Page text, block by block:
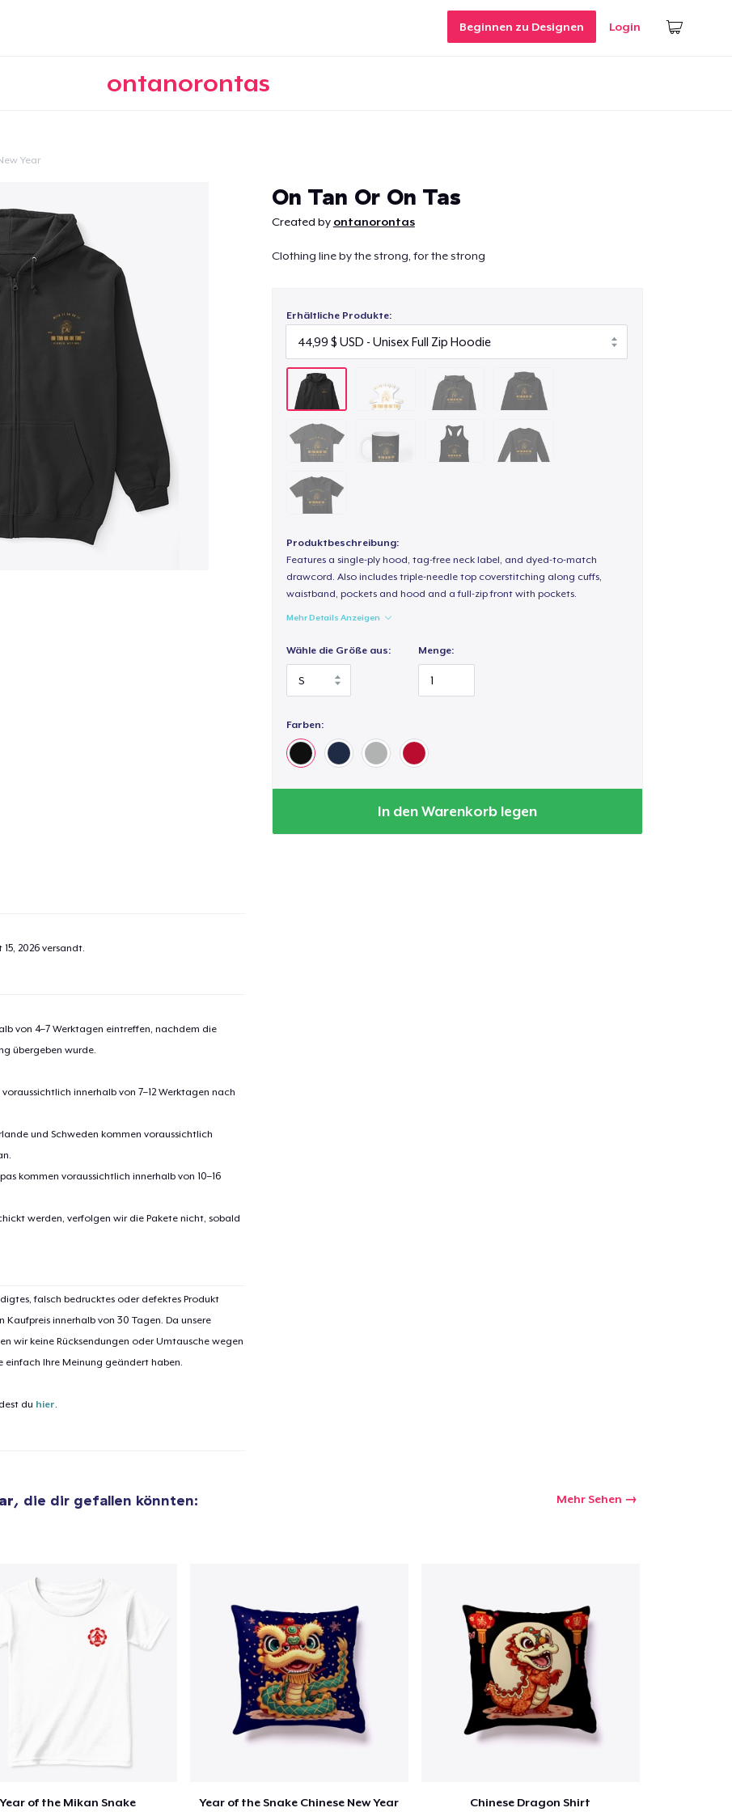
Beginnen zu Designen Login
ontanorontas
Year
On Tan Or On Tas
Created by ontanorontas
Clothing line by the strong, for the strong
Erhältliche Produkte:
Produktbeschreibung:
Features a single-ply hood, tag-free neck label, and dyed-to-match
drawcord. Also includes triple-needle top coverstitching along cuffs,
waistband, pockets and hood and a full-zip front with pockets.
Mehr Details Anzeigen
Wähle die Größe aus: Menge:
Farben:
In den Warenkorb legen
15, 2026versandt.
von 4–7 Werktagen eintreffen, nachdem die
übergeben wurde.
innerhalb von 7–12 Werktagen nach
und Schweden kommen voraussichtlich
kommen voraussichtlich innerhalb von 10–16
werden, verfolgen wir die Pakete nicht, sobald
falsch bedrucktes oder defektes Produkt
innerhalb von 30 Tagen. Da unsere
wir keine Rücksendungen oder Umtausche wegen
einfach Ihre Meinung geändert haben.
du hier.
, die dir gefallen könnten: Mehr Sehen
Year of the Mikan Snake Year of the Snake Chinese New Year Chinese Dragon Shirt
wurde zum
Kasse gehen
Unisex Full Zip Hoodie
7,99 $
Unisex Classic Pullover Hoodie
44,99 $
Unisex Premium Pullover Hoodie
Women's Racerback Tank
Next Level 3600 | Premium Ring-Spun Cotton T-Shirt